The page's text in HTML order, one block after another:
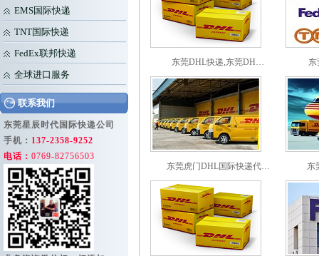
EMS国际快递
TNT国际快递
FedEx联邦快递
全球进口服务
联系我们
东莞星辰时代国际快递公司
手机： 137-2358-9252
电话： 0769-82756503
东莞DHL快递,东莞DH…
东莞虎门DHL国际快递代… 东